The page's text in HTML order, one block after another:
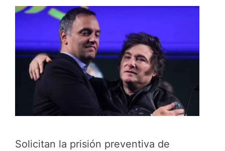
Solicitan la prisión preventiva de